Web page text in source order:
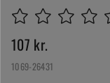
107 kr.
1069-26431